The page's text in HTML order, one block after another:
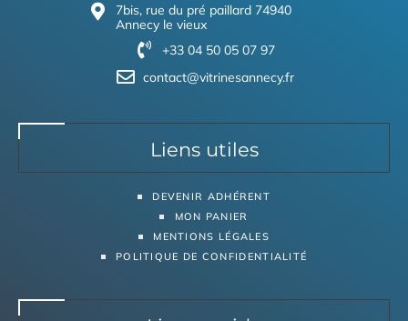
7bis, rue du pré paillard 74940
Annecy le vieux
+33 04 50 05 07 97
contact@vitrinesannecy.fr
Liens utiles
DEVENIR ADHÉRENT
MON PANIER
MENTIONS LÉGALES
POLITIQUE DE CONFIDENTIALITÉ